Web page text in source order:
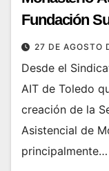
Fundación
27 DE AGOSTO
Desde el
AIT de Toledo
creación de la
Asistencial de
principalmente…